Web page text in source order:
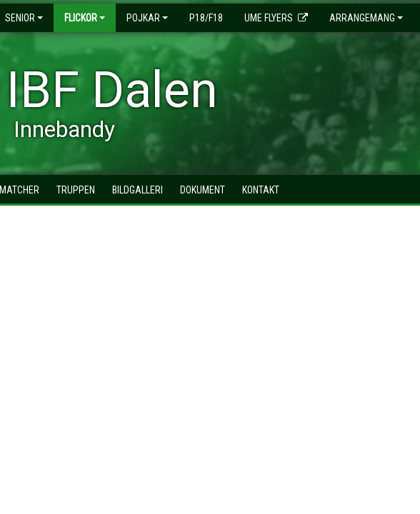
SENIOR FLICKOR POJKAR P18/F18 UME FLYERS ARRANGEMANG
IBF Dalen
Innebandy
MATCHER TRUPPEN BILDGALLERI DOKUMENT KONTAKT